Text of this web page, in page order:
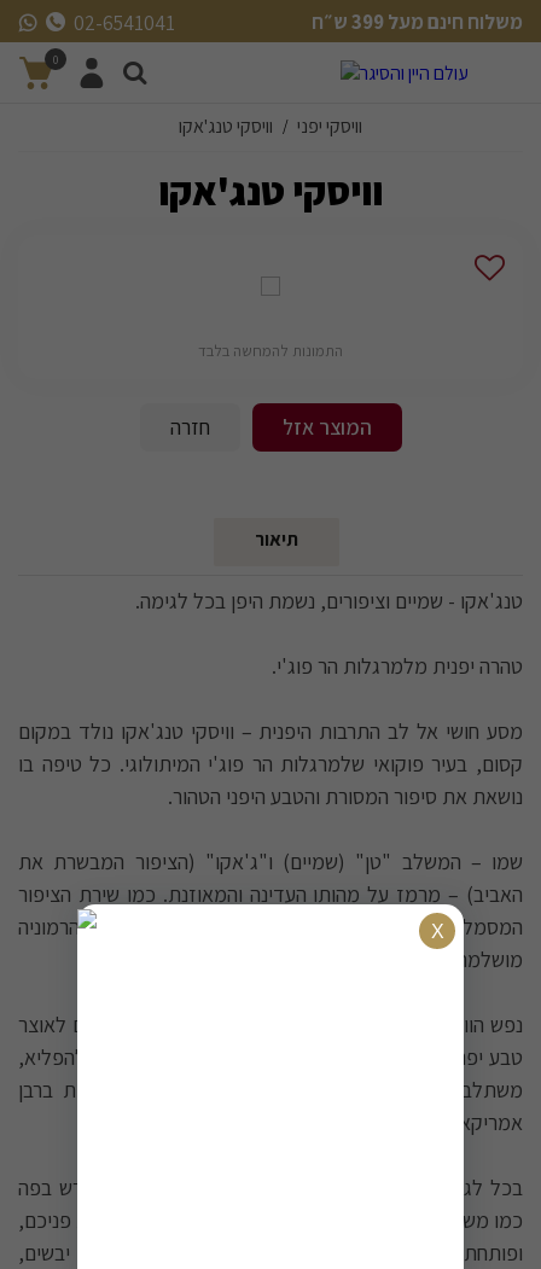
משלוח חינם מעל 399 ש״ח
משלוח חינם מעל 399 ש״ח
02-6541041
0
וויסקי יפני / וויסקי טנג'אקו
וויסקי טנג'אקו
התמונות להמחשה בלבד
המוצר אזל חזרה
תיאור
טנג'אקו - שמיים וציפורים, נשמת היפן בכל לגימה.
טהרה יפנית מלמרגלות הר פוג'י.
מסע חושי אל לב התרבות היפנית – וויסקי טנג'אקו נולד במקום
קסום, בעיר פוקואי שלמרגלות הר פוג'י המיתולוגי. כל טיפה בו
נושאת את סיפור המסורת והטבע היפני הטהור.
שמו – המשלב "טן" (שמיים) ו"ג'אקו" (הציפור המבשרת את
האביב) – מרמז על מהותו העדינה והמאוזנת. כמו שירת הציפור
המסמלת אהבת אמת, כך גם הוויסקי הזה מבטא הרמוניה
מושלמת בין המרכיבים.
נפש הוויסקי הזה היא המים הטהורים של פוקואי, הנחשבים לאוצר
טבע יפני. מי מעיין אלה, עם תכולת המינרלים המאוזנת להפליא,
משתלבים עם תהליך זיקוק מסורתי ויישון קפדני בחביות ברבן
אמריקאיות מאלון לבן למשך 3-5 שנים.
בכל לגימה תגלו מרקם חלק כקטיפה וגוף עשיר המתפרש בפה
כמו משי. הארומה המתוקה עם רמזי עישון קל מקדמת את פניכם,
ופותחת דלת לעולם של טעמים: אגסים עסיסיים, פירות יבשים,